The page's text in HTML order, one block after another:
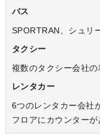
バス
SPORTRAN、シュリ
タクシー
複数のタクシー会社の
レンタカー
6つのレンタカー会社
フロアにカウンターが